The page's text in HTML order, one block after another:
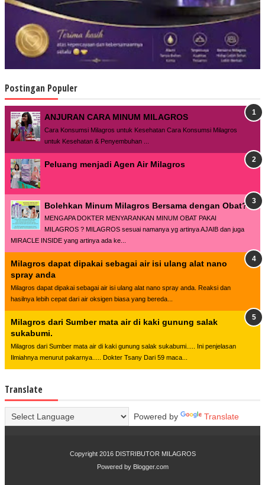
Postingan Populer
ANJURAN CARA MINUM MILAGROS
Cara Konsumsi Milagros untuk Kesehatan Cara Konsumsi Milagros
untuk Kesehatan & Penyembuhan ...
Peluang menjadi Agen Air Milagros
Bolehkan Minum Milagros Bersama dengan Obat?
MENGAPA DOKTER MENYARANKAN MINUM OBAT PAKAI
MILAGROS ? MILAGROS sesuai namanya yg artinya AJAIB dan juga
MIRACLE INSIDE yang artinya ada ke...
Milagros dapat dipakai sebagai air isi ulang alat nano
spray anda
Milagros dapat dipakai sebagai air isi ulang alat nano spray anda. Reaksi dan
hasilnya lebih cepat dari air oksigen biasa yang bereda...
Milagros dari Sumber mata air di kaki gunung salak
sukabumi.
Milagros dari Sumber mata air di kaki gunung salak sukabumi..... Ini penjelasan
Ilmiahnya menurut pakarnya..... Dokter Tsany Dari 59 maca...
Translate
Powered by Translate
Copyright 2016 DISTRIBUTOR MILAGROS
Powered by Blogger.com